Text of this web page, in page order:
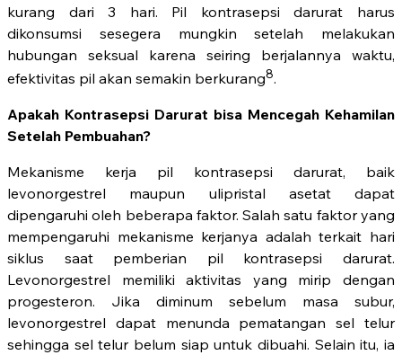
kurang dari 3 hari. Pil kontrasepsi darurat harus
dikonsumsi sesegera mungkin setelah melakukan
hubungan seksual karena seiring berjalannya waktu,
efektivitas pil akan semakin berkurang8.
Apakah Kontrasepsi Darurat bisa Mencegah Kehamilan
Setelah Pembuahan?
Mekanisme kerja pil kontrasepsi darurat, baik
levonorgestrel maupun ulipristal asetat dapat
dipengaruhi oleh beberapa faktor. Salah satu faktor yang
mempengaruhi mekanisme kerjanya adalah terkait hari
siklus saat pemberian pil kontrasepsi darurat.
Levonorgestrel memiliki aktivitas yang mirip dengan
progesteron. Jika diminum sebelum masa subur,
levonorgestrel dapat menunda pematangan sel telur
sehingga sel telur belum siap untuk dibuahi. Selain itu, ia